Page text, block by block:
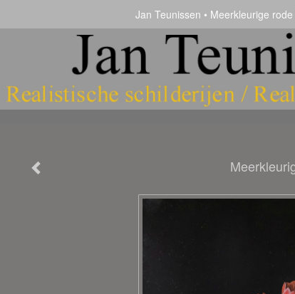
Jan Teunissen Meerkleurige